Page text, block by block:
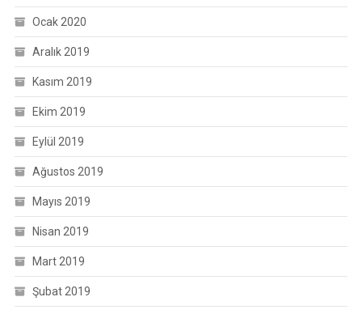
Ocak 2020
Aralık 2019
Kasım 2019
Ekim 2019
Eylül 2019
Ağustos 2019
Mayıs 2019
Nisan 2019
Mart 2019
Şubat 2019